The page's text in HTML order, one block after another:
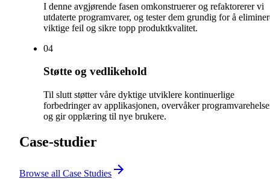
I denne avgjørende fasen omkonstruerer og refaktorerer vi
utdaterte programvarer, og tester dem grundig for å
viktige feil og sikre topp produktkvalitet.
04
Støtte og vedlikehold
Til slutt støtter våre dyktige utviklere kontinuerlige
forbedringer av applikasjonen, overvåker
og gir opplæring til nye brukere.
Case-studier
Browse all Case Studies